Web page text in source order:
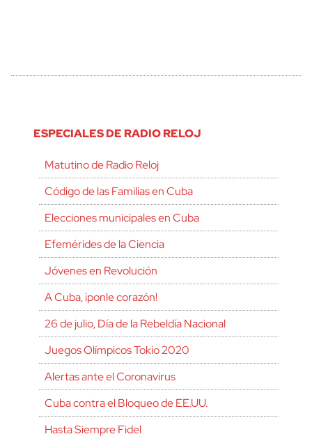
ESPECIALES DE RADIO RELOJ
Matutino de Radio Reloj
Código de las Familias en Cuba
Elecciones municipales en Cuba
Efemérides de la Ciencia
Jóvenes en Revolución
A Cuba, ¡ponle corazón!
26 de julio, Día de la Rebeldía Nacional
Juegos Olímpicos Tokio 2020
Alertas ante el Coronavirus
Cuba contra el Bloqueo de EE.UU.
Hasta Siempre Fidel